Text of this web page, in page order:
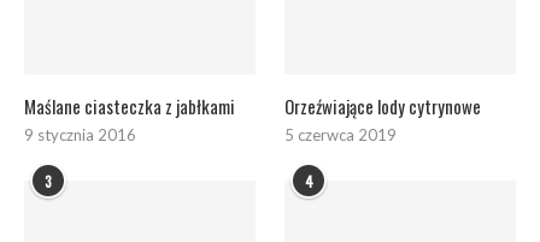
Maślane ciasteczka z jabłkami
9 stycznia 2016
Orzeźwiające lody cytrynowe
5 czerwca 2019
3 4